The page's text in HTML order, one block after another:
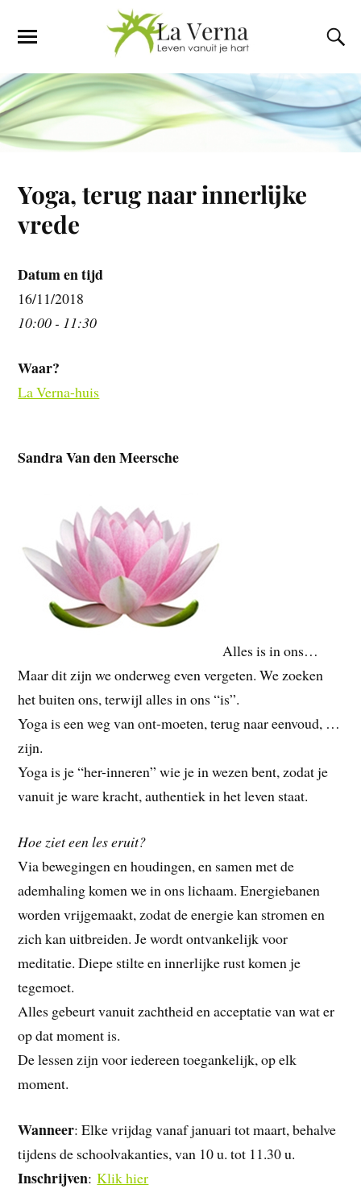
Yoga, terug naar innerlijke
vrede
Datum en tijd
16/11/2018
10:00 - 11:30
Waar?
La Verna-huis
Sandra Van den Meersche
Alles is in ons…
Maar dit zijn we onderweg even vergeten. We zoeken
het buiten ons, terwijl alles in ons “is”.
Yoga is een weg van ont-moeten, terug naar eenvoud, …
zijn.
Yoga is je “her-inneren” wie je in wezen bent, zodat je
vanuit je ware kracht, authentiek in het leven staat.
Hoe ziet een les eruit?
Via bewegingen en houdingen, en samen met de
ademhaling komen we in ons lichaam. Energiebanen
worden vrijgemaakt, zodat de energie kan stromen en
zich kan uitbreiden. Je wordt ontvankelijk voor
meditatie. Diepe stilte en innerlijke rust komen je
tegemoet.
Alles gebeurt vanuit zachtheid en acceptatie van wat er
op dat moment is.
De lessen zijn voor iedereen toegankelijk, op elk
moment.
Wanneer: Elke vrijdag vanaf januari tot maart, behalve
tijdens de schoolvakanties, van 10 u. tot 11.30 u.
Inschrijven:Klik hier